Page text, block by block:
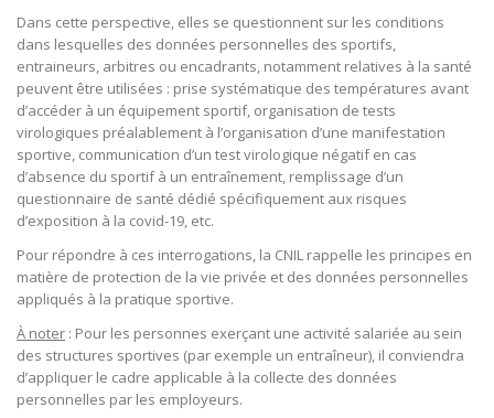
Dans cette perspective, elles se questionnent sur les conditions
dans lesquelles des données personnelles des sportifs,
entraineurs, arbitres ou encadrants, notamment relatives à la santé
peuvent être utilisées : prise systématique des températures avant
d’accéder à un équipement sportif, organisation de tests
virologiques préalablement à l’organisation d’une manifestation
sportive, communication d’un test virologique négatif en cas
d’absence du sportif à un entraînement, remplissage d’un
questionnaire de santé dédié spécifiquement aux risques
d’exposition à la covid-19, etc.
Pour répondre à ces interrogations, la CNIL rappelle les principes en
matière de protection de la vie privée et des données personnelles
appliqués à la pratique sportive.
À noter : Pour les personnes exerçant une activité salariée au sein
des structures sportives (par exemple un entraîneur), il conviendra
d’appliquer le cadre applicable à la collecte des données
personnelles par les employeurs.